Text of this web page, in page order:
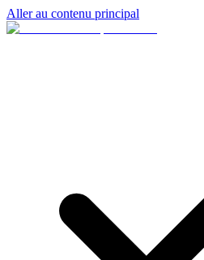
Aller au contenu principal